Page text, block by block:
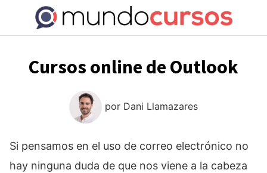
contenido
Cursos online de Outlook
por Dani Llamazares
Si pensamos en el uso de correo electrónico no
hay ninguna duda de que nos viene a la cabeza